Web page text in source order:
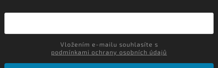
podmínkami ochrany osobních údajů